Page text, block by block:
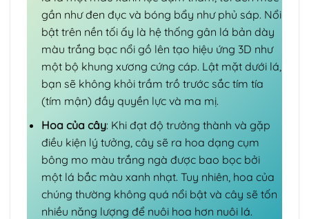
gần như đen đục và bóng bẩy như phủ sáp. Nổi
bật trên nền tối ấy là hệ thống gân lá bản dày
màu trắng bạc nổi gồ lên tạo hiệu ứng 3D như
một bộ khung xương cứng cáp. Lật mặt dưới lá,
bạn sẽ không khỏi trầm trồ trước sắc tím tía
(tím mận) đầy quyền lực và ma mị.
Hoa của cây: Khi đạt độ trưởng thành và gặp
điều kiện lý tưởng, cây sẽ ra hoa dạng cụm
bông mo màu trắng ngà được bao bọc bởi
một lá bắc màu xanh nhạt. Tuy nhiên, hoa của
chúng thường không quá nổi bật và cây sẽ tốn
nhiều năng lượng để nuôi hoa hơn nuôi lá.